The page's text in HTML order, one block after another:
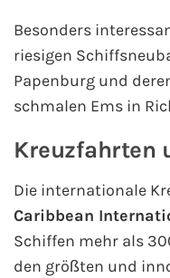
AIDA Südostasien
AIDA Weltreisen
Alle AIDA Häfen
Mein Schiff Reiseziele
Mein Schiff
Mein Schiff
Besonders
riesigen
Papenburg und
schmalen Ems in
Kreuzfahrten
Die internationale
Caribbean
Schiffen mehr als
den größten und